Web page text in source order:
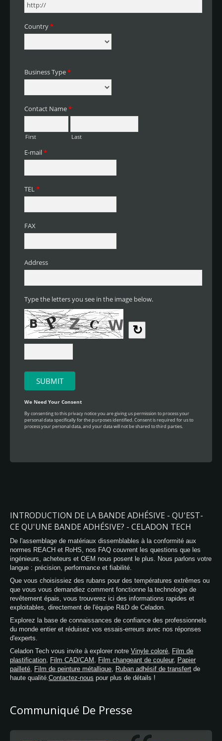
INTRODUCTION DE LA BANDE ADHÉSIVE - QU'EST-
CE QU'UNE BANDE ADHÉSIVE? - CELADON TECH
De l'assemblage de matériaux dissemblables à la conformité aux
normes REACH et RoHS, nos FAQ couvrent les questions que les
ingénieurs, acheteurs et OEM nous posent le plus. Nous parlons votre
langue : précision, performance et fiabilité.
Que vous choisissiez des rubans pour des températures extrêmes ou
que vous vous demandiez comment fonctionne la technologie de
revêtement épais, vous trouverez ici des informations rapides et
exploitables, directement de l'équipe R&D de Celadon.
Explorez la base de connaissances de confiance des professionnels
du monde entier et réduisez vos essais-erreurs avec nos réponses
d'experts.
Celadon Tech vous invite à explorer notre Vinyle coloré, Film de
plastification, Film CAD/CAM , Film changeant de couleur, Papier
pailleté, Film de peinture métallique, Ruban adhésif de transfert de
haute qualité.Contactez-nous pour plus de détails !
Communiqué De Presse